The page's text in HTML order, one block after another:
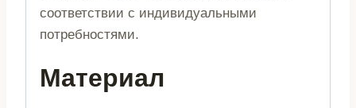
соответствии с индивидуальными
потребностями.
Материал